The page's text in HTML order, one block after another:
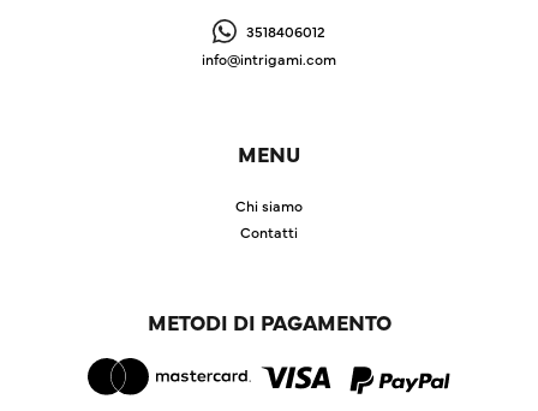
3518406012
info@intrigami.com
MENU
Chi siamo
Contatti
METODI DI PAGAMENTO